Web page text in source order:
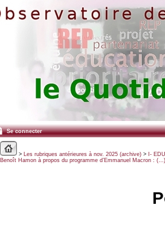
Se connecter
> Les rubriques antérieures à nov. 2025 (archive)> I-
Benoît Hamon à propos du programme d’Emmanuel Macron : (…)